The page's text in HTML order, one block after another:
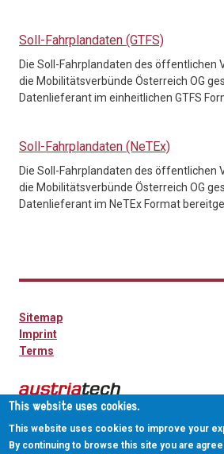
Soll-Fahrplandaten (GTFS)
Die Soll-Fahrplandaten des öffentlichen
die Mobilitätsverbünde Österreich OG
Datenlieferant im einheitlichen GTFS
Soll-Fahrplandaten (NeTEx)
Die Soll-Fahrplandaten des öffentlichen
die Mobilitätsverbünde Österreich OG
Datenlieferant im NeTEx Format
Sitemap
Imprint
Terms
This website uses cookies.
This website uses cookies to improve your
By continuing to browse this site you are